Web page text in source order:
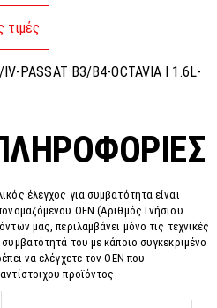
τιμές
PASSAT B3/B4-OCTAVIA I 1.6L-
έλεγχος για συμβατότητα είναι
OEN (Αριθμός Γνήσιου
μας, περιλαμβάνει μόνο τις τεχνικές
του με κάποιο συγκεκριμένο
να ελέγχετε τον OEN που
προϊόντος